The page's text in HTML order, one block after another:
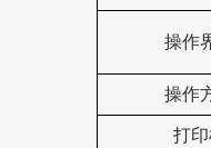
操作
操作
打